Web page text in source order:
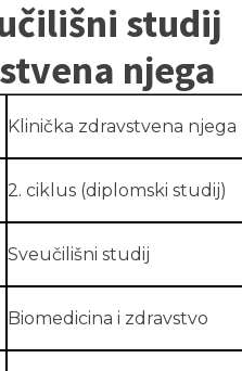
studij
njega
Klinička zdravstvena njega
2. ciklus (diplomski studij)
Sveučilišni studij
Biomedicina i zdravstvo